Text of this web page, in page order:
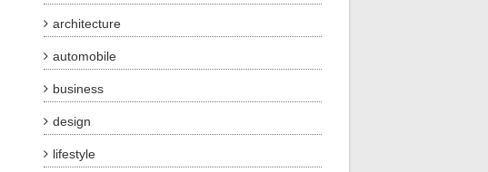
architecture
automobile
business
design
lifestyle